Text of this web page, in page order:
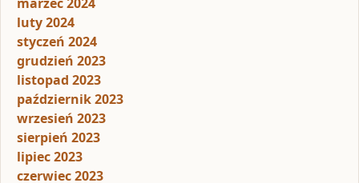
luty 2024
styczeń 2024
grudzień 2023
listopad 2023
październik 2023
wrzesień 2023
sierpień 2023
lipiec 2023
czerwiec 2023